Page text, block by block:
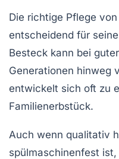
Die richtige Pflege
entscheidend für
Besteck kann bei
Generationen hinweg
entwickelt sich oft zu
Familienerbstück.
Auch wenn qualitativ
spülmaschinenfest